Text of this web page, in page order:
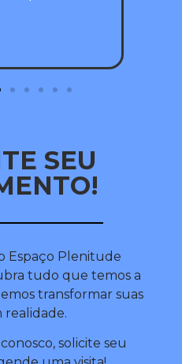
SEU
Espaço Plenitude
tudo que temos a
transformar suas
realidade.
solicite seu